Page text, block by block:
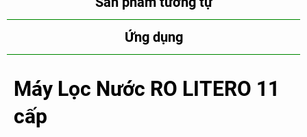
Ứng dụng
Máy Lọc Nước RO LITERO 11
cấp